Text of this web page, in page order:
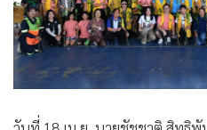
• กีฬา
• ต่างประเทศ
• Special Scoop
• เศรษฐกิจ-ธุรกิจ
• จีน